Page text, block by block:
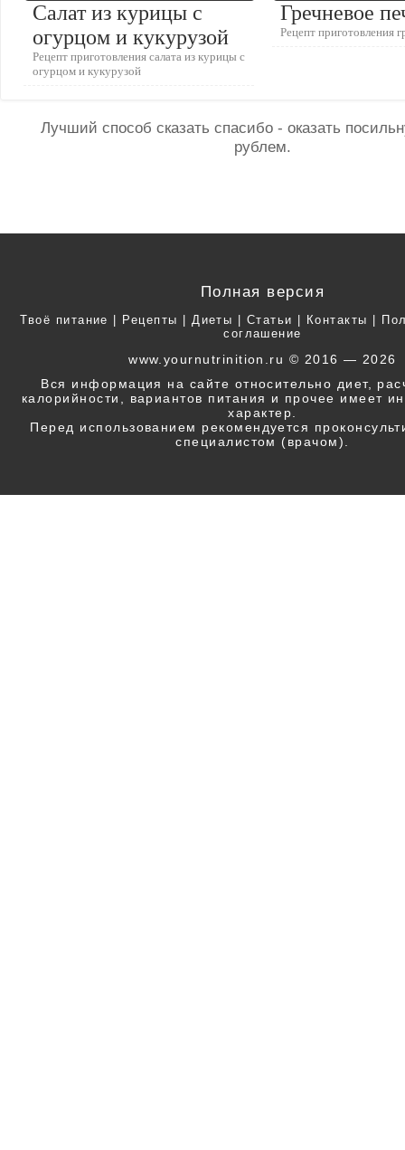
Салат из курицы с
огурцом и кукурузой
Рецепт приготовления салата из курицы с
огурцом и кукурузой
Гречневое
Рецепт приготовления
Лучший способ сказать спасибо - оказать
рублем.
Полная версия
Твоё питание Рецепты Диеты Статьи Контакты
соглашение
www.yournutrinition.ru © 2016 — 2026
Вся информация на сайте относительно диет,
калорийности, вариантов питания и прочее имеет
характер.
Перед использованием рекомендуется
специалистом (врачом).